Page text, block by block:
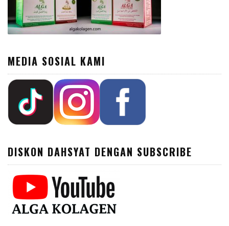
MEDIA SOSIAL KAMI
DISKON DAHSYAT DENGAN SUBSCRIBE